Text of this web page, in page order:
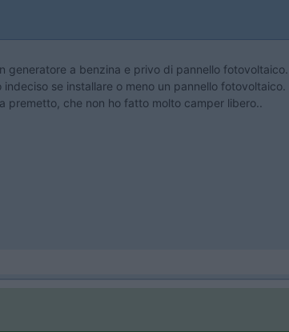
generatore a benzina e privo di pannello fotovoltaico.
se installare o meno un pannello fotovoltaico.
che non ho fatto molto camper libero..